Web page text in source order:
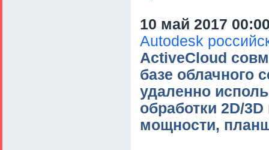
10 май 2017
Autodesk
ActiveCloud
базе облачного
удаленно
обработки 2D/
мощности,